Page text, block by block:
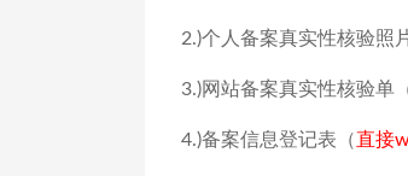
2.)个人备案真实性核验照
3.)网站备案真实性核验单
4.)备案信息登记表（直接